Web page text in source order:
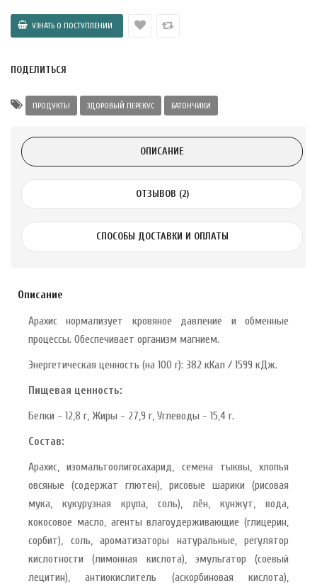
Укрепление
ПОДЕЛИТЬСЯ
ПРОДУКТЫ ЗДОРОВЫЙ ПЕРЕКУС БАТОНЧИКИ
ОПИСАНИЕ
ОТЗЫВОВ (2)
СПОСОБЫ ДОСТАВКИ И ОПЛАТЫ
Описание
Арахис нормализует кровяное давление и обменные
процессы. Обеспечивает организм магнием.
Энергетическая ценность (на 100 г): 382 кКал / 1599 кДж.
Пищевая ценность:
Белки - 12,8 г, Жиры - 27,9 г, Углеводы - 15,4 г.
Состав:
Арахис, изомальтоолигосахарид, семена тыквы, хлопья
овсяные (содержат глютен), рисовые шарики (рисовая
мука, кукурузная крупа, соль), лён, кунжут, вода,
кокосовое масло, агенты влагоудерживающие (глицерин,
сорбит), соль, ароматизаторы натуральные, регулятор
кислотности (лимонная кислота), эмульгатор (соевый
лецитин), антиокислитель (аскорбиновая кислота),